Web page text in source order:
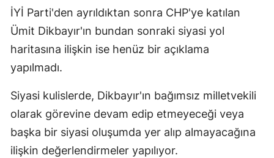
Şanlıurfa
Uşak
Zonguldak
Aksaray
İYİ Parti'den ayrıldıktan sonra CHP'ye katılan
Ümit Dikbayır'ın bundan sonraki siyasi yol
haritasına ilişkin ise henüz bir açıklama
yapılmadı.
Siyasi kulislerde, Dikbayır'ın bağımsız milletvekili
olarak görevine devam edip etmeyeceği veya
başka bir siyasi oluşumda yer alıp almayacağına
ilişkin değerlendirmeler yapılıyor.